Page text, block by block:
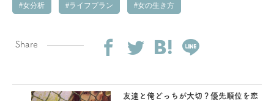
女分析 ライフプラン 女の生き方
Share
友達と俺どっちが大切？優先順位を恋